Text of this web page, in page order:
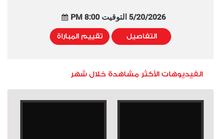
5/20/2026 التوقيت 8:00 PM
التفاصيل تقييم المباراة
الفيديوهات الأكثر مشاهدة خلال شهر